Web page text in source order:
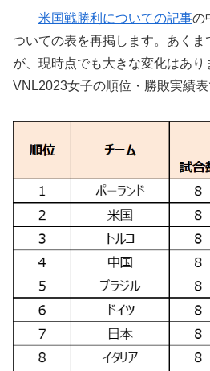
米国戦勝利についての記事の
ついての表を再掲します。あくま
が、現時点でも大きな変化はあり
VNL2023女子の順位・勝敗実績表